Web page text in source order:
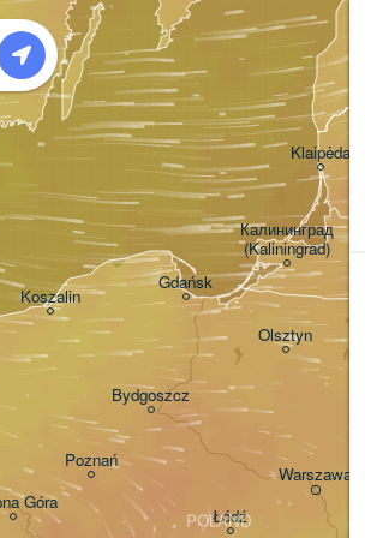
Warszawa
Łódź
Poznań
Olsztyn
Koszalin
Klaipėda
Góra
Gdańsk
Калининград
(Kaliningrad)
Bydgoszcz
POLAND